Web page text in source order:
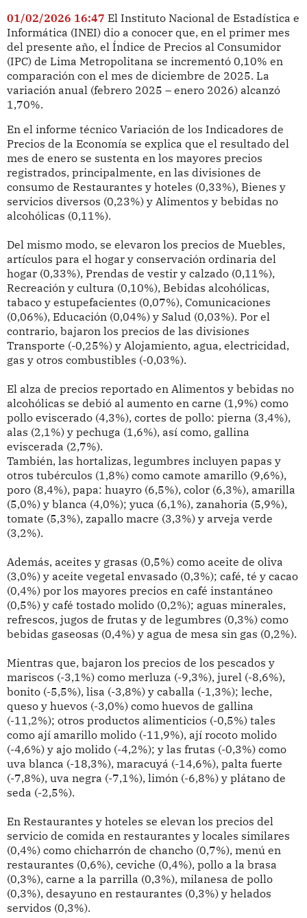
01/02/2026 16:47 El Instituto Nacional de Estadística e
Informática (INEI) dio a conocer que, en el primer mes
del presente año, el Índice de Precios al Consumidor
(IPC) de Lima Metropolitana se incrementó 0,10% en
comparación con el mes de diciembre de 2025. La
variación anual (febrero 2025 – enero 2026) alcanzó
1,70%.
En el informe técnico Variación de los Indicadores de
Precios de la Economía se explica que el resultado del
mes de enero se sustenta en los mayores precios
registrados, principalmente, en las divisiones de
consumo de Restaurantes y hoteles (0,33%), Bienes y
servicios diversos (0,23%) y Alimentos y bebidas no
alcohólicas (0,11%).
Del mismo modo, se elevaron los precios de Muebles,
artículos para el hogar y conservación ordinaria del
hogar (0,33%), Prendas de vestir y calzado (0,11%),
Recreación y cultura (0,10%), Bebidas alcohólicas,
tabaco y estupefacientes (0,07%), Comunicaciones
(0,06%), Educación (0,04%) y Salud (0,03%). Por el
contrario, bajaron los precios de las divisiones
Transporte (-0,25%) y Alojamiento, agua, electricidad,
gas y otros combustibles (-0,03%).
El alza de precios reportado en Alimentos y bebidas no
alcohólicas se debió al aumento en carne (1,9%) como
pollo eviscerado (4,3%), cortes de pollo: pierna (3,4%),
alas (2,1%) y pechuga (1,6%), así como, gallina
eviscerada (2,7%).
También, las hortalizas, legumbres incluyen papas y
otros tubérculos (1,8%) como camote amarillo (9,6%),
poro (8,4%), papa: huayro (6,5%), color (6,3%), amarilla
(5,0%) y blanca (4,0%); yuca (6,1%), zanahoria (5,9%),
tomate (5,3%), zapallo macre (3,3%) y arveja verde
(3,2%).
Además, aceites y grasas (0,5%) como aceite de oliva
(3,0%) y aceite vegetal envasado (0,3%); café, té y cacao
(0,4%) por los mayores precios en café instantáneo
(0,5%) y café tostado molido (0,2%); aguas minerales,
refrescos, jugos de frutas y de legumbres (0,3%) como
bebidas gaseosas (0,4%) y agua de mesa sin gas (0,2%).
Mientras que, bajaron los precios de los pescados y
mariscos (-3,1%) como merluza (-9,3%), jurel (-8,6%),
bonito (-5,5%), lisa (-3,8%) y caballa (-1,3%); leche,
queso y huevos (-3,0%) como huevos de gallina
(-11,2%); otros productos alimenticios (-0,5%) tales
como ají amarillo molido (-11,9%), ají rocoto molido
(-4,6%) y ajo molido (-4,2%); y las frutas (-0,3%) como
uva blanca (-18,3%), maracuyá (-14,6%), palta fuerte
(-7,8%), uva negra (-7,1%), limón (-6,8%) y plátano de
seda (-2,5%).
En Restaurantes y hoteles se elevan los precios del
servicio de comida en restaurantes y locales similares
(0,4%) como chicharrón de chancho (0,7%), menú en
restaurantes (0,6%), ceviche (0,4%), pollo a la brasa
(0,3%), carne a la parrilla (0,3%), milanesa de pollo
(0,3%), desayuno en restaurantes (0,3%) y helados
servidos (0,3%).